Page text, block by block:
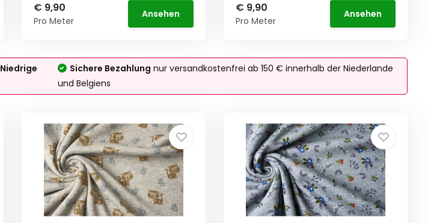
€ 9,90
Pro Meter
Ansehen € 9,90
Pro Meter
Ansehen
Niedrige
Sichere Bezahlung nur versandkostenfrei ab 150 € innerhalb der Niederlande
und Belgiens